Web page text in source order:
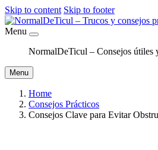
Skip to content Skip to footer
Menu
NormalDeTicul – Consejos útiles
Menu
Home
Consejos Prácticos
Consejos Clave para Evitar